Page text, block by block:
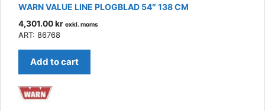
WARN VALUE LINE PLOGBLAD 54″ 138 CM
4,301.00kr exkl. moms
ART: 86768
Add to cart